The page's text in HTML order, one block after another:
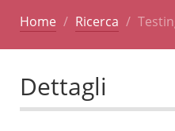
Home Ricerca
Dettagli